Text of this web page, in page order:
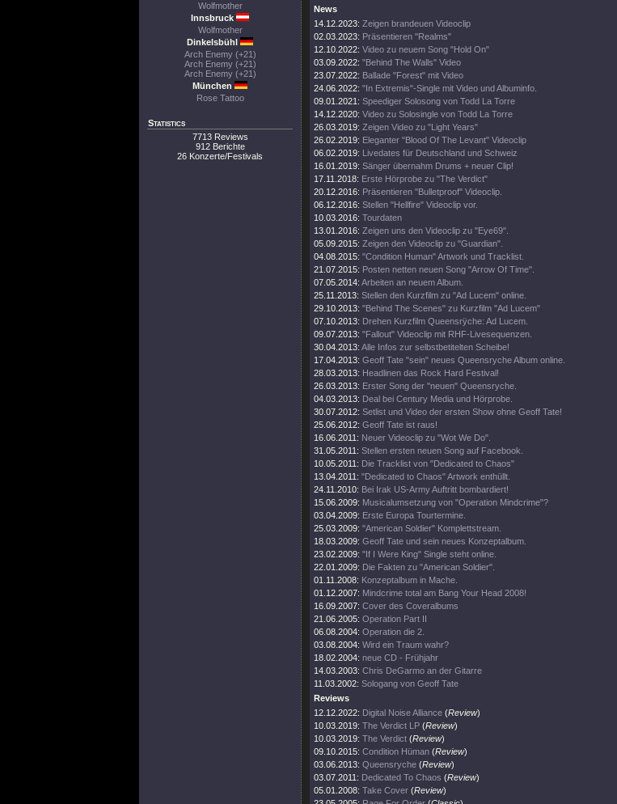
Wolfmother
Innsbruck
Wolfmother
Dinkelsbühl
Arch Enemy (+21)
Arch Enemy (+21)
Arch Enemy (+21)
München
Rose Tattoo
Statistics
7713 Reviews
912 Berichte
26 Konzerte/Festivals
News
14.12.2023: Zeigen brandeuen Videoclip
02.03.2023: Präsentieren "Realms"
12.10.2022: Video zu neuem Song "Hold On"
03.09.2022: "Behind The Walls" Video
23.07.2022: Ballade "Forest" mit Video
24.06.2022: "In Extremis"-Single mit Video und Albuminfo.
09.01.2021: Speediger Solosong von Todd La Torre
14.12.2020: Video zu Solosingle von Todd La Torre
26.03.2019: Zeigen Video zu "Light Years"
26.02.2019: Eleganter "Blood Of The Levant" Videoclip
06.02.2019: Livedates für Deutschland und Schweiz
16.01.2019: Sänger übernahm Drums + neuer Clip!
17.11.2018: Erste Hörprobe zu "The Verdict"
20.12.2016: Präsentieren "Bulletproof" Videoclip.
06.12.2016: Stellen "Hellfire" Videoclip vor.
10.03.2016: Tourdaten
13.01.2016: Zeigen uns den Videoclip zu "Eye69".
05.09.2015: Zeigen den Videoclip zu "Guardian".
04.08.2015: "Condition Human" Artwork und Tracklist.
21.07.2015: Posten netten neuen Song "Arrow Of Time".
07.05.2014: Arbeiten an neuem Album.
25.11.2013: Stellen den Kurzfilm zu "Ad Lucem" online.
29.10.2013: "Behind The Scenes" zu Kurzfilm "Ad Lucem"
07.10.2013: Drehen Kurzfilm Queensrÿche: Ad Lucem.
09.07.2013: "Fallout" Videoclip mit RHF-Livesequenzen.
30.04.2013: Alle Infos zur selbstbetitelten Scheibe!
17.04.2013: Geoff Tate "sein" neues Queensryche Album online.
28.03.2013: Headlinen das Rock Hard Festival!
26.03.2013: Erster Song der "neuen" Queensryche.
04.03.2013: Deal bei Century Media und Hörprobe.
30.07.2012: Setlist und Video der ersten Show ohne Geoff Tate!
25.06.2012: Geoff Tate ist raus!
16.06.2011: Neuer Videoclip zu "Wot We Do".
31.05.2011: Stellen ersten neuen Song auf Facebook.
10.05.2011: Die Tracklist von "Dedicated to Chaos"
13.04.2011: "Dedicated to Chaos" Artwork enthüllt.
24.11.2010: Bei Irak US-Army Auftritt bombardiert!
15.06.2009: Musicalumsetzung von "Operation Mindcrime"?
03.04.2009: Erste Europa Tourtermine.
25.03.2009: "American Soldier" Komplettstream.
18.03.2009: Geoff Tate und sein neues Konzeptalbum.
23.02.2009: "If I Were King" Single steht online.
22.01.2009: Die Fakten zu "American Soldier".
01.11.2008: Konzeptalbum in Mache.
01.12.2007: Mindcrime total am Bang Your Head 2008!
16.09.2007: Cover des Coveralbums
21.06.2005: Operation Part II
06.08.2004: Operation die 2.
03.08.2004: Wird ein Traum wahr?
18.02.2004: neue CD - Frühjahr
14.03.2003: Chris DeGarmo an der Gitarre
11.03.2002: Sologang von Geoff Tate
Reviews
12.12.2022: Digital Noise Alliance (Review)
10.03.2019: The Verdict LP (Review)
10.03.2019: The Verdict (Review)
09.10.2015: Condition Hüman (Review)
03.06.2013: Queensryche (Review)
03.07.2011: Dedicated To Chaos (Review)
05.01.2008: Take Cover (Review)